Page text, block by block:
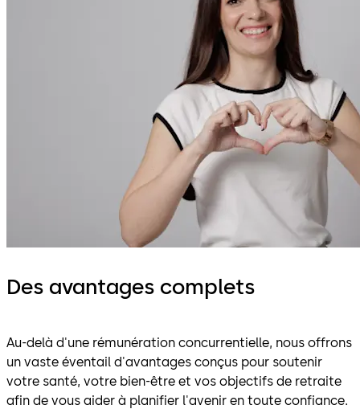
Des avantages complets
Au-delà d'une rémunération concurrentielle, nous offrons
un vaste éventail d'avantages conçus pour soutenir
votre santé, votre bien-être et vos objectifs de retraite
afin de vous aider à planifier l'avenir en toute confiance.